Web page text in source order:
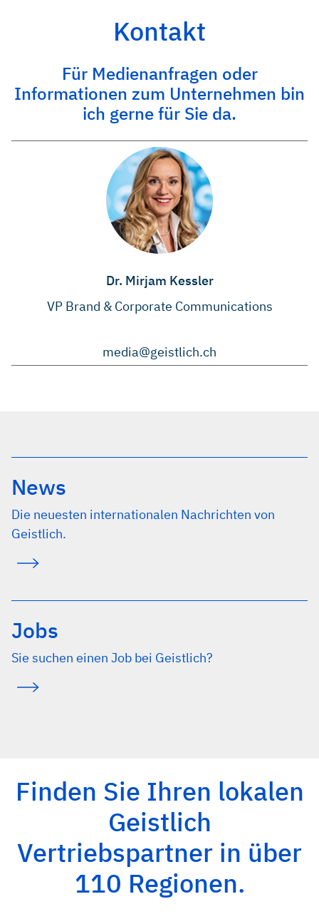
Kontakt
Für Medienanfragen oder
Informationen zum Unternehmen bin
ich gerne für Sie da.
Dr. Mirjam Kessler
VP Brand & Corporate Communications
media@geistlich.ch
News
Die neuesten internationalen Nachrichten von
Geistlich.
Jobs
Sie suchen einen Job bei Geistlich?
Finden Sie Ihren lokalen
Geistlich
Vertriebspartner in über
110 Regionen.